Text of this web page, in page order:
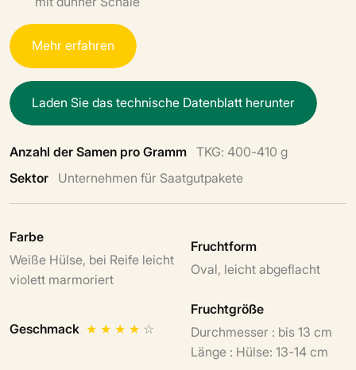
Mehrerfahren
Laden Siedastechnische Datenblatt herunter
Anzahl der Samen pro Gramm TKG: 400-410 g
Sektor Unternehmen für Saatgutpakete
Farbe
Weiße Hülse, bei Reife leicht
violett marmoriert
Fruchtform
Oval, leicht abgeflacht
Geschmack ★ ★ ★ ★ ☆
Fruchtgröße
Durchmesser : bis 13 cm
Länge : Hülse: 13-14 cm